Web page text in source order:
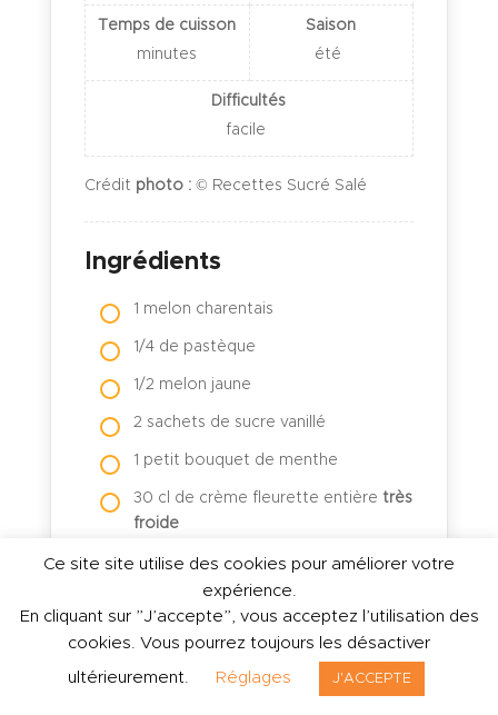
Temps de cuisson
minutes
Saison
été
Difficultés
facile
Crédit photo :© Recettes Sucré Salé
Ingrédients
1 melon charentais
1/4 de pastèque
1/2 melon jaune
2 sachets de sucre vanillé
1 petit bouquet de menthe
30 cl de crème fleurette entière très
froide
150 g de mascarpone très froid
50 g de sucre glace
Amandes effilées
Flocons d’avoine torréfiés
Ce site site utilise des cookies pour améliorer votre
expérience.
En cliquant sur ”J’accepte”, vous acceptez l’utilisation des
cookies. Vous pourrez toujours les désactiver
ultérieurement. Réglages J'ACCEPTE